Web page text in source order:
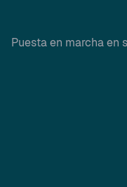
Puesta en marcha en